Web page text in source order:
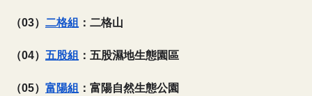
（03） 二格組 ：二格山
（04） 五股組 ：五股濕地生態園區
（05） 富陽組 ：富陽自然生態公園